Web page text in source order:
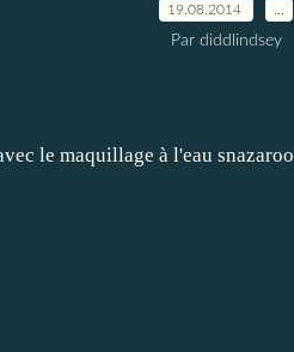
19.08.2014
Par diddlindsey
le maquillage à l'eau snazaroo